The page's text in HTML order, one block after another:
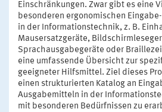
Einschränkungen. Zwar gibt es eine
besonderen ergonomischen
in der Informationstechnik, z. B.
Mausersatzgeräte,
Sprachausgabegeräte oder
eine umfassende Übersicht zur
geeigneter Hilfsmittel. Ziel dieses
einen strukturierten Katalog an
Ausgabemitteln in der
mit besonderen Bedürfnissen zu